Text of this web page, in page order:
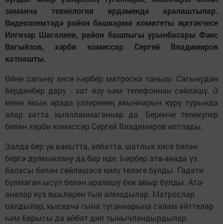
заманча технология ярдәмендә аралаштылар.
Видеоэлемтәдә район башкарма комитеты җитәкчесе
Илгизәр Шагалиев, район башлыгы урынбасары Фәис
Вагыйзов, хәрби комиссар Сергей Владимиров
катнашты.
Өйне сагыну хисе һәрбер матроска таныш. Сагынудан
бердәнбер дару - хат язу һәм телефоннан сөйләшү. Ә
менә якын арада үзләренең якыннарын күрү турында
алар хәтта хыялланмаганнар да. Беренче телекүпер
белән хәрби комиссар Сергей Владимиров котлады.
Залда бер үк вакытта, әлбәттә, шатлык хисе белән
бергә дулкынлану да бар иде. Һәрбер ата-анада үз
баласы белән сөйләшәсе килү теләге булды. Гадәти
булмаган ысул белән аралашу бик авыр булды. Ата-
аналар күз яшьләрен тыя алмадылар. Матрослар
оялдылар, кыскача гына туганнарына сәлам әйттеләр
һәм барысы да әйбәт дип тынычландырдылар.